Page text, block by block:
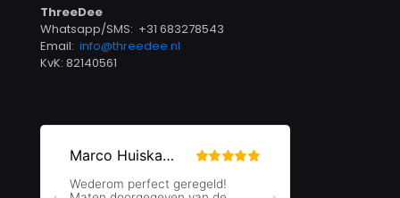
ThreeDee
Whatsapp/SMS: +31 683278543
Email: info@threedee.nl
KvK: 82140561